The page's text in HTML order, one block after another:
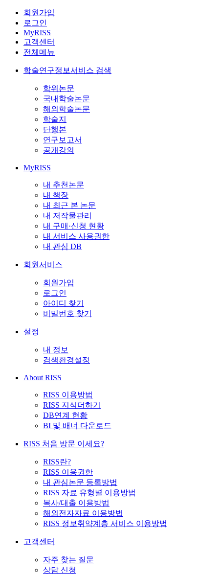
회원가입
로그인
MyRISS
고객센터
전체메뉴
학술연구정보서비스 검색
학위논문
국내학술논문
해외학술논문
학술지
단행본
연구보고서
공개강의
MyRISS
내 추천논문
내 책장
내 최근 본 논문
내 저작물관리
내 구매·신청 현황
내 서비스 사용권한
내 관심 DB
회원서비스
회원가입
로그인
아이디 찾기
비밀번호 찾기
설정
내 정보
검색환경설정
About RISS
RISS 이용방법
RISS 지식더하기
DB연계 현황
BI 및 배너 다운로드
RISS 처음 방문 이세요?
RISS란?
RISS 이용권한
내 관심논문 등록방법
RISS 자료 유형별 이용방법
복사/대출 이용방법
해외전자자료 이용방법
RISS 정보취약계층 서비스 이용방법
고객센터
자주 찾는 질문
상담 신청